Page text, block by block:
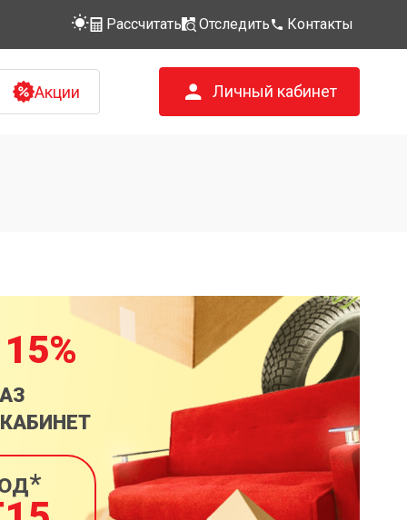
Рассчитать Отследить Контакты
Акции Личный кабинет